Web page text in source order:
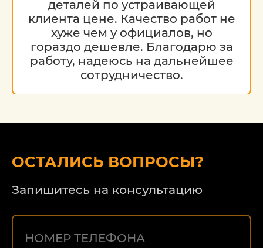
деталей по устраивающей
клиента цене. Качество работ не
хуже чем у официалов, но
гораздо дешевле. Благодарю за
работу, надеюсь на дальнейшее
сотрудничество.
ОСТАЛИСЬ ВОПРОСЫ?
Запишитесь на консультацию